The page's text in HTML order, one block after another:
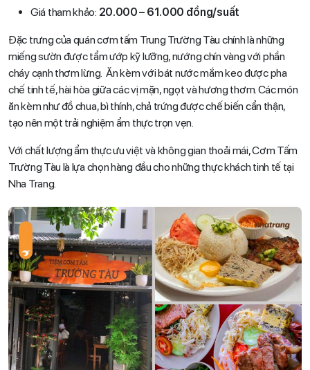
Giá tham khảo: 20.000 – 61.000 đồng/suất
Đặc trưng của quán cơm tấm Trung Trường Tàu chính là những
miếng sườn được tẩm ướp kỹ lưỡng, nướng chín vàng với phần
cháy cạnh thơm lừng. Ăn kèm với bát nước mắm keo được pha
chế tinh tế, hài hòa giữa các vị mặn, ngọt và hương thơm. Các món
ăn kèm như đồ chua, bì thính, chả trứng được chế biến cẩn thận,
tạo nên một trải nghiệm ẩm thực trọn vẹn.
Với chất lượng ẩm thực ưu việt và không gian thoải mái, Cơm Tấm
Trường Tàu là lựa chọn hàng đầu cho những thực khách tinh tế tại
Nha Trang.